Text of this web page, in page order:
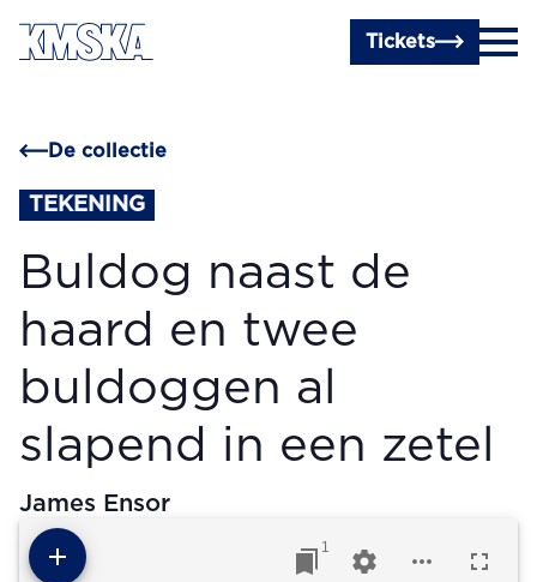
Ga naar hoofdinhoud
Tickets
De collectie
TEKENING
Buldog naast de
haard en twee
buldoggen al
slapend in een zetel
James Ensor
1